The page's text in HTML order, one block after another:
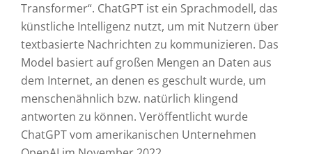
Transformer“. ChatGPT ist ein Sprachmodell, das
künstliche Intelligenz nutzt, um mit Nutzern über
textbasierte Nachrichten zu kommunizieren. Das
Model basiert auf großen Mengen an Daten aus
dem Internet, an denen es geschult wurde, um
menschenähnlich bzw. natürlich klingend
antworten zu können. Veröffentlicht wurde
ChatGPT vom amerikanischen Unternehmen